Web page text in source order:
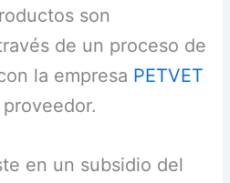
son
de un proceso de
la empresa PETVET
en un subsidio del